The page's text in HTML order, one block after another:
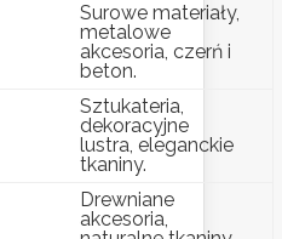
Surowe materiały,
metalowe
akcesoria, czerń i
beton.
Sztukateria,
dekoracyjne
lustra, eleganckie
tkaniny.
Drewniane
akcesoria,